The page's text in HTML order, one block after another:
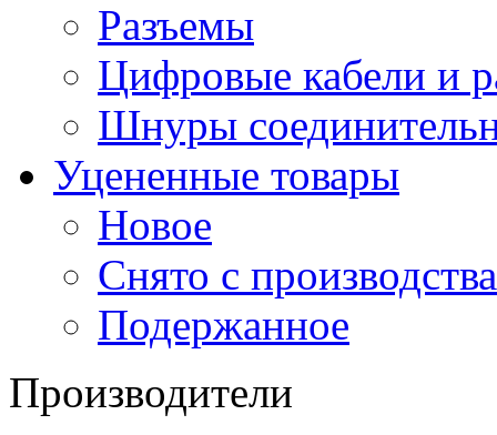
Разъемы
Цифровые кабели и
Шнуры
Уцененные товары
Новое
Снято с производства
Подержанное
Производители